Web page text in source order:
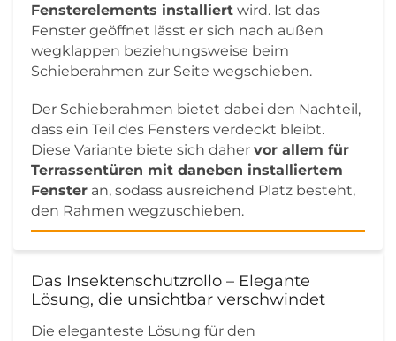
Fensterelements installiert wird. Ist das
Fenster geöffnet lässt er sich nach außen
wegklappen beziehungsweise beim
Schieberahmen zur Seite wegschieben.
Der Schieberahmen bietet dabei den Nachteil,
dass ein Teil des Fensters verdeckt bleibt.
Diese Variante biete sich daher vor allem für
Terrassentüren mit daneben installiertem
Fenster an, sodass ausreichend Platz besteht,
den Rahmen wegzuschieben.
Das Insektenschutzrollo – Elegante
Lösung, die unsichtbar verschwindet
Die eleganteste Lösung für den